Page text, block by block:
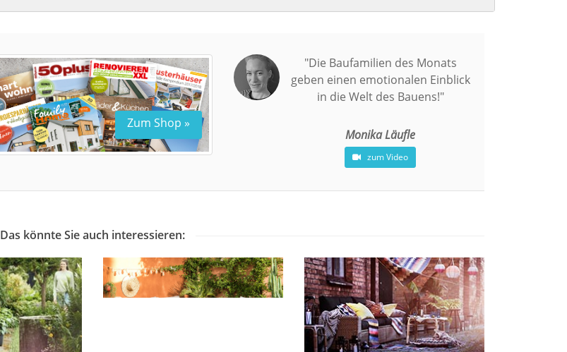
Zum Shop »
"Die Baufamilien des Monats
geben einen emotionalen Einblick
in die Welt des Bauens!"
Monika Läufle
zum Video
Das könnte Sie auch interessieren: